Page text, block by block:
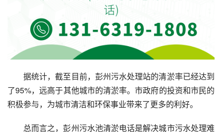
据统计，截至目前，彭州污水处理站的清淤率已经达到
了95%，远高于其他城市的清淤率。市政府的投资和市民的
积极参与，为城市清洁和环保事业带来了更多的利好。
总而言之，彭州污水池清淤电话是解决城市污水处理难